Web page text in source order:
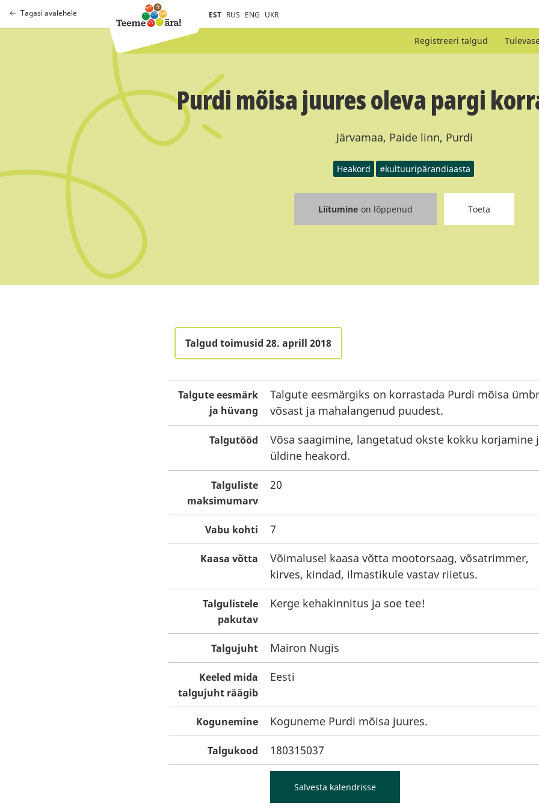
Tagasi avalehele EST RUS ENG UKR
Registreeri talgud
Purdi mõisa juures oleva pargi
Järvamaa, Paide linn, Purdi
Heakord #kultuuripärandiaasta
Liitumine on lõppenud Toeta
Talgud toimusid 28. aprill 2018
Talgute eesmärk
ja hüvang
Talgute eesmärgiks on korrastada Purdi mõisa
võsast ja mahalangenud puudest.
Talgutööd
Võsa saagimine, langetatud okste kokku korjamine
üldine heakord.
Talguliste
maksimumarv
20
Vabu kohti 7
Kaasa võtta
Võimalusel kaasa võtta mootorsaag, võsatrimmer,
kirves, kindad, ilmastikule vastav riietus.
Talgulistele
pakutav
Kerge kehakinnitus ja soe tee!
Talgujuht Mairon Nugis
Keeled mida
talgujuht räägib
Eesti
Kogunemine Koguneme Purdi mõisa juures.
Talgukood 180315037
Salvesta kalendrisse